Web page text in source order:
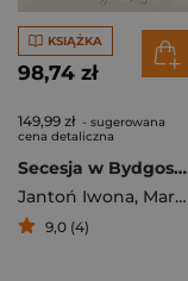
KSIĄŻKA
98,74 zł
149,99 zł - sugerowana
cena detaliczna
Secesja w Bydgoszczy
Jantoń Iwona, Marcysiak Sławomir
9,0 (4)